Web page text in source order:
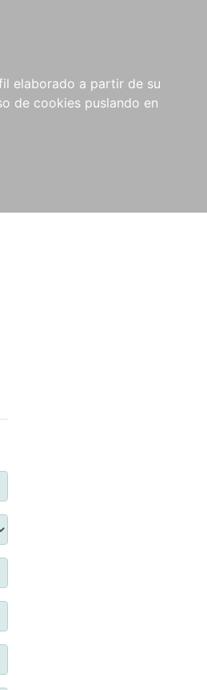
elaborado a partir de su
de cookies puslando en